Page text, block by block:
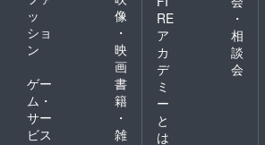
ッ
ショ
ン
像
・
映
画
ゲー
ム・
サー
ビス
書
籍
・
雑
RE
ア
カ
デ
ミ
ー
と
は
・
相
談
会